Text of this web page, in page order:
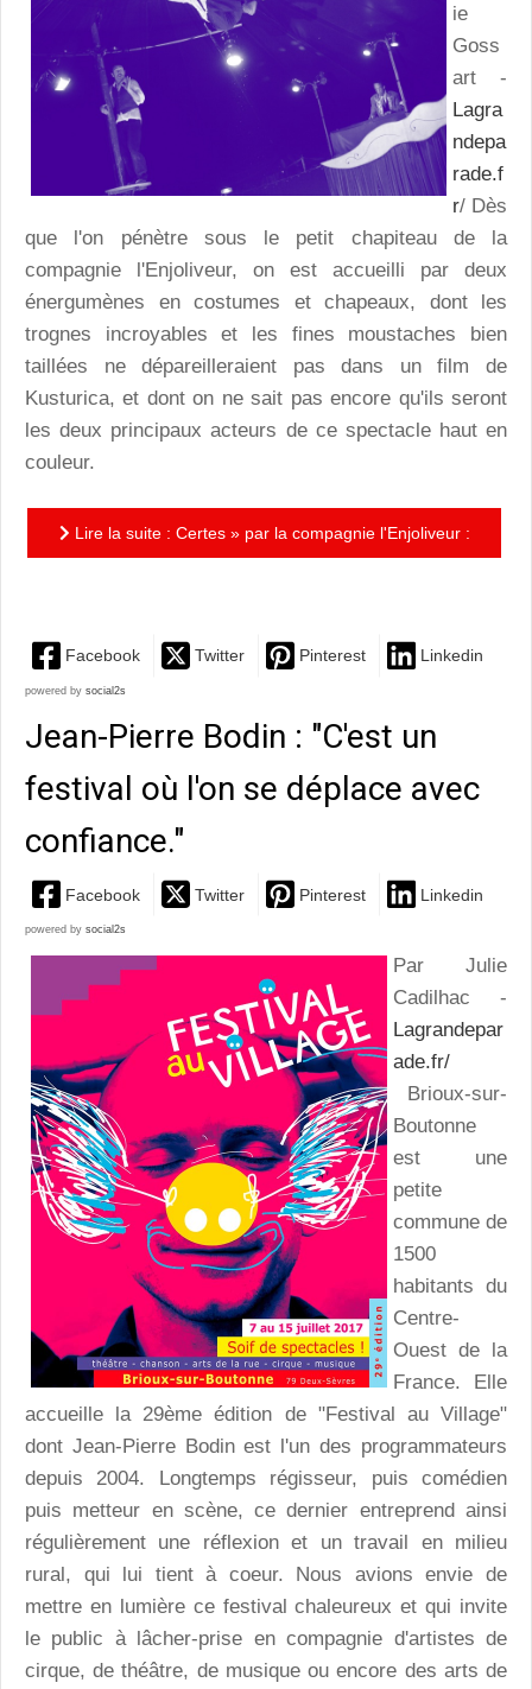
ie
Goss
art -
Lagra
ndepa
rade.f
r/ Dès
que l'on pénètre sous le petit chapiteau de la
compagnie l'Enjoliveur, on est accueilli par deux
énergumènes en costumes et chapeaux, dont les
trognes incroyables et les fines moustaches bien
taillées ne dépareilleraient pas dans un film de
Kusturica, et dont on ne sait pas encore qu'ils seront
les deux principaux acteurs de ce spectacle haut en
couleur.
Lire la suite : Certes » par la compagnie l'Enjoliveur :
Facebook Twitter Pinterest Linkedin
powered by social2s
Jean-Pierre Bodin : "C'est un
festival où l'on se déplace avec
confiance."
Facebook Twitter Pinterest Linkedin
powered by social2s
Par Julie
Cadilhac -
Lagrandepar
ade.fr/
Brioux-sur-
Boutonne
est une
petite
commune de
1500
habitants du
Centre-
Ouest de la
France. Elle
accueille la 29ème édition de "Festival au Village"
dont Jean-Pierre Bodin est l'un des programmateurs
depuis 2004. Longtemps régisseur, puis comédien
puis metteur en scène, ce dernier entreprend ainsi
régulièrement une réflexion et un travail en milieu
rural, qui lui tient à coeur. Nous avions envie de
mettre en lumière ce festival chaleureux et qui invite
le public à lâcher-prise en compagnie d'artistes de
cirque, de théâtre, de musique ou encore des arts de